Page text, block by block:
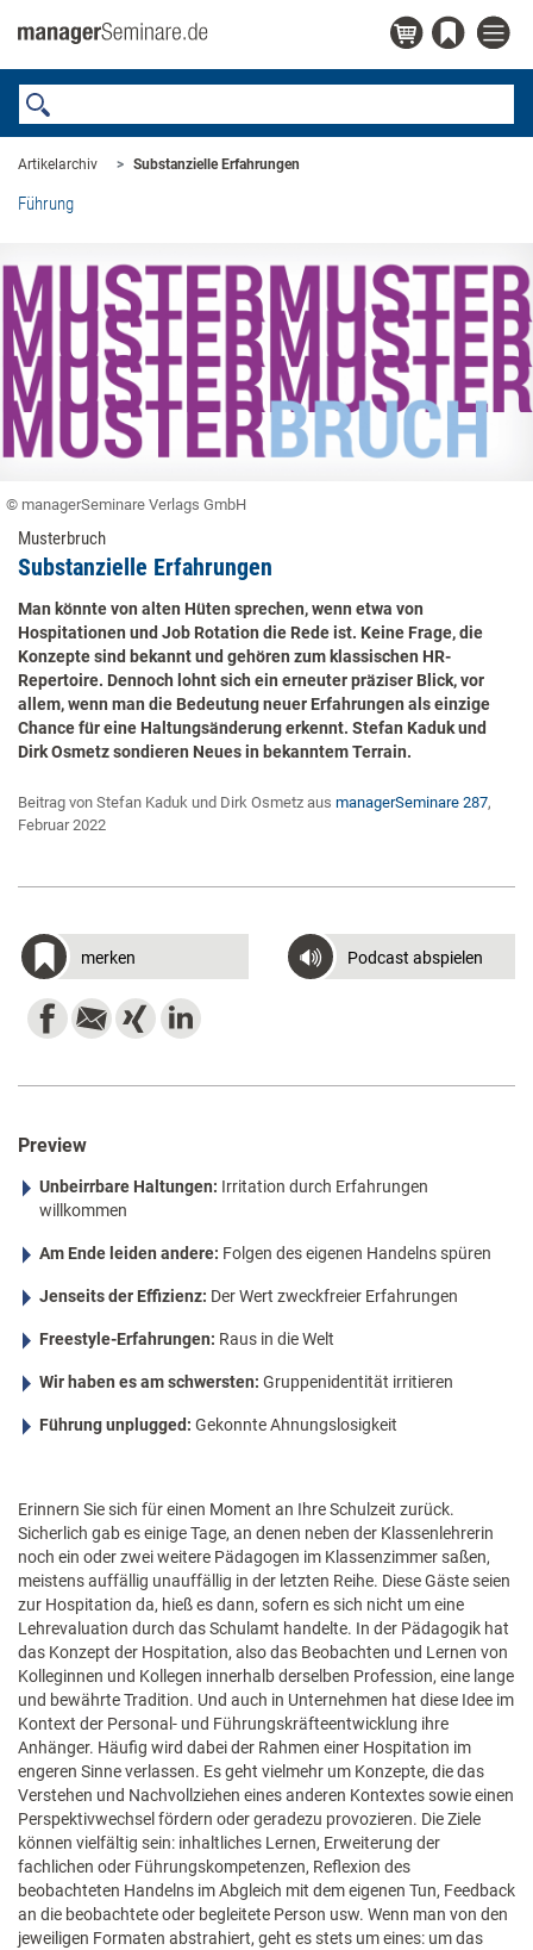
Artikelarchiv Substanzielle Erfahrungen
Führung
© managerSeminare Verlags GmbH
Musterbruch
Substanzielle Erfahrungen
Man könnte von alten Hüten sprechen, wenn etwa von
Hospitationen und Job Rotation die Rede ist. Keine Frage, die
Konzepte sind bekannt und gehören zum klassischen HR-
Repertoire. Dennoch lohnt sich ein erneuter präziser Blick, vor
allem, wenn man die Bedeutung neuer Erfahrungen als einzige
Chance für eine Haltungsänderung erkennt. Stefan Kaduk und
Dirk Osmetz sondieren Neues in bekanntem Terrain.
Beitrag von Stefan Kaduk und Dirk Osmetz aus managerSeminare 287,
Februar 2022
merken Podcast abspielen
Preview
Unbeirrbare Haltungen: Irritation durch Erfahrungen
willkommen
Am Ende leiden andere: Folgen des eigenen Handelns spüren
Jenseits der Effizienz: Der Wert zweckfreier Erfahrungen
Freestyle-Erfahrungen: Raus in die Welt
Wir haben es am schwersten: Gruppenidentität irritieren
Führung unplugged: Gekonnte Ahnungslosigkeit
Erinnern Sie sich für einen Moment an Ihre Schulzeit zurück.
Sicherlich gab es einige Tage, an denen neben der Klassenlehrerin
noch ein oder zwei weitere Pädagogen im Klassenzimmer saßen,
meistens auffällig unauffällig in der letzten Reihe. Diese Gäste seien
zur Hospitation da, hieß es dann, sofern es sich nicht um eine
Lehrevaluation durch das Schulamt handelte. In der Pädagogik hat
das Konzept der Hospitation, also das Beobachten und Lernen von
Kolleginnen und Kollegen innerhalb derselben Profession, eine lange
und bewährte Tradition. Und auch in Unternehmen hat diese Idee im
Kontext der Personal- und Führungskräfteentwicklung ihre
Anhänger. Häufig wird dabei der Rahmen einer Hospitation im
engeren Sinne verlassen. Es geht vielmehr um Konzepte, die das
Verstehen und Nachvollziehen eines anderen Kontextes sowie einen
Perspektivwechsel fördern oder geradezu provozieren. Die Ziele
können vielfältig sein: inhaltliches Lernen, Erweiterung der
fachlichen oder Führungskompetenzen, Reflexion des
beobachteten Handelns im Abgleich mit dem eigenen Tun, Feedback
an die beobachtete oder begleitete Person usw. Wenn man von den
jeweiligen Formaten abstrahiert, geht es stets um eines: um das